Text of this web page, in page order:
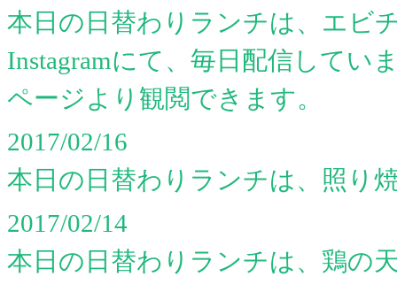
本日の日替わりランチは、エビ
Instagramにて、毎日配信してい
ページより観閲できます。
2017/02/16
本日の日替わりランチは、照り
2017/02/14
本日の日替わりランチは、鶏の